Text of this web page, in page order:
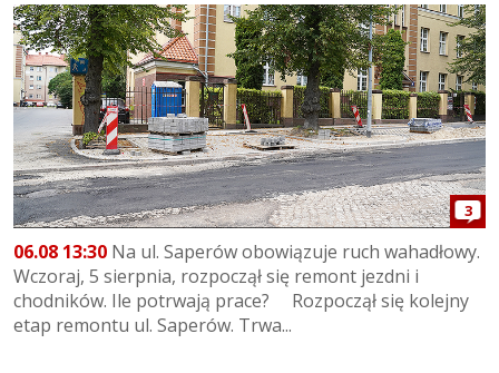
3
06.08 13:30 Na ul. Saperów obowiązuje ruch wahadłowy.
Wczoraj, 5 sierpnia, rozpoczął się remont jezdni i
chodników. Ile potrwają prace? Rozpoczął się kolejny
etap remontu ul. Saperów. Trwa...